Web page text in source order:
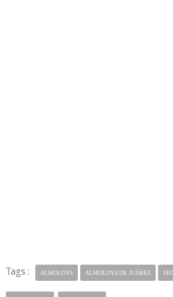
Tags : ALMOLOYA ALMOLOYA DE JUÁREZ